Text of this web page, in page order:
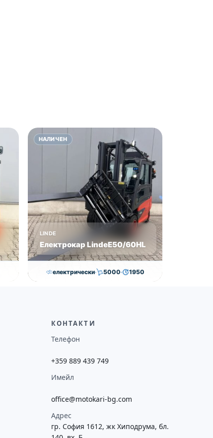
НАЛИЧЕН
LINDE
Електрокар LindeE50/60HL
електрически 5000 1950
2020
КОНТАКТИ
Телефон
+359 889 439 749
Имейл
office@motokari-bg.com
Адрес
гр. София 1612, жк Хиподрума, бл.